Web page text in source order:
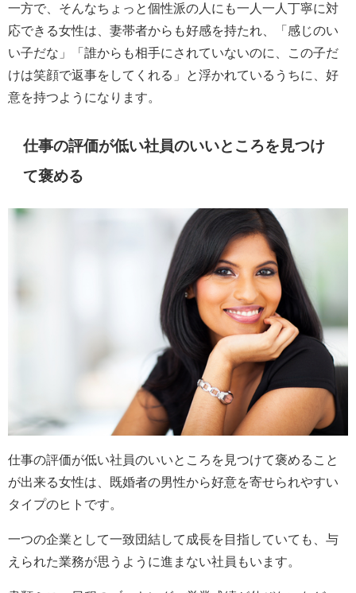
一方で、そんなちょっと個性派の人にも一人一人丁寧に対
応できる女性は、妻帯者からも好感を持たれ、「感じのい
い子だな」「誰からも相手にされていないのに、この子だ
けは笑顔で返事をしてくれる」と浮かれているうちに、好
意を持つようになります。
仕事の評価が低い社員のいいところを見つけ
て褒める
仕事の評価が低い社員のいいところを見つけて褒めること
が出来る女性は、既婚者の男性から好意を寄せられやすい
タイプのヒトです。
一つの企業として一致団結して成長を目指していても、与
えられた業務が思うように進まない社員もいます。